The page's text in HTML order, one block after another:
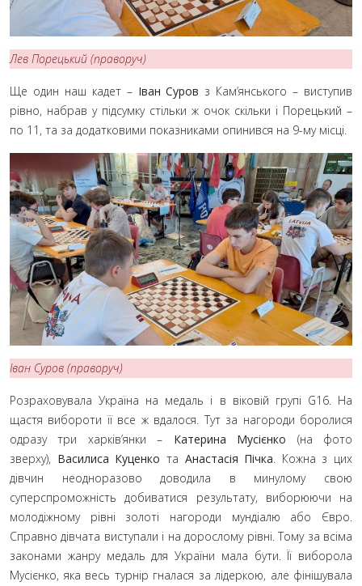
Лев Порецький (праворуч)
Ще один наш кадет – Іван Суров з Кам’янського – виступив
рівно, набрав у підсумку стільки ж очок скільки і Порецький –
по 11, та за додатковими показниками опинився на 9-му місці.
Іван Суров (праворуч)
Розраховувала Україна на медаль і в віковій групі G16. На
щастя вибороти її все ж вдалося. Тут за нагороди боролися
одразу три харків’янки – Катерина Мусієнко (на фото
зверху), Василиса Куценко та Анастасія Пічка. Кожна з цих
дівчин неодноразово доводила в минулому свою
суперспроможність добиватися результату, виборюючи на
молодіжному рівні золоті нагороди мундіалю або Євро.
Справно дівчата виступали і на дорослому рівні. Тому за всіма
законами жанру медаль для України мала бути. Її виборола
Мусієнко, яка весь турнір гналася за лідеркою, але фінішувала